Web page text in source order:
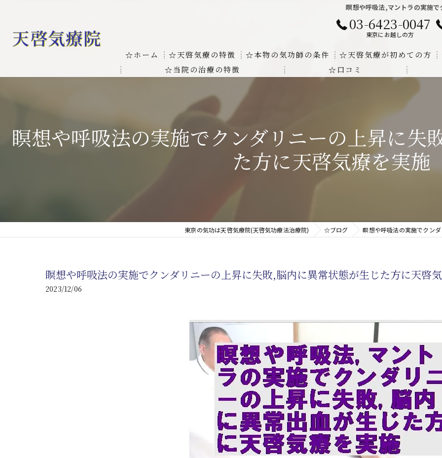
瞑想や呼吸法,マントラの実施
03-6423-0047
東京にお越しの方
☆ホーム ☆天啓気療の特徴
お客様の質問に対する回答
天啓気療に関する書籍
本物の気功師にも優るサイ能力の凄さ
気功治療や療法と天啓気療の違い
☆本物の気功師の条件
クンダリニーの上昇でチャクラの覚醒
☆天啓気療が初めての方
☆当院の治療の特徴
線維筋痛症が天啓気療により奇跡的な寛解
難病の疾患
難病治療に革命チャクラ覚醒サイ能力
心臓の疾患
腎臓の疾患
☆口コミ
瞑想や呼吸法の実施でクンダリニーの上昇に失
た方に天啓気療を実施
東京の気功は天啓気療院(天啓気功療法治療院) ☆ブログ 瞑想や呼吸法の実施でクン
瞑想や呼吸法の実施でクンダリニーの上昇に失敗,脳内に異常状態が生じた方に天啓
2023/12/06